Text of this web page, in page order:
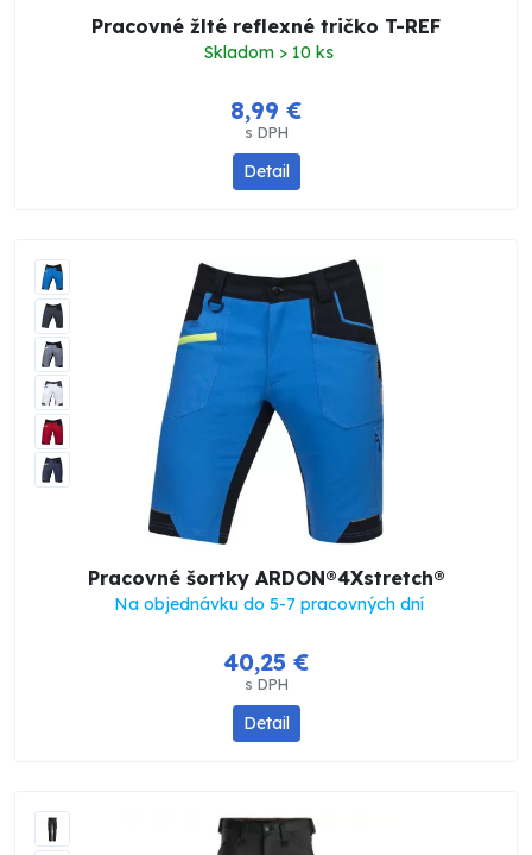
Pracovné žlté reflexné tričko T-REF
Skladom > 10 ks
8,99 €
s DPH
Detail
Pracovné šortky ARDON®4Xstretch®
Na objednávku do 5-7 pracovných dní
40,25 €
s DPH
Detail